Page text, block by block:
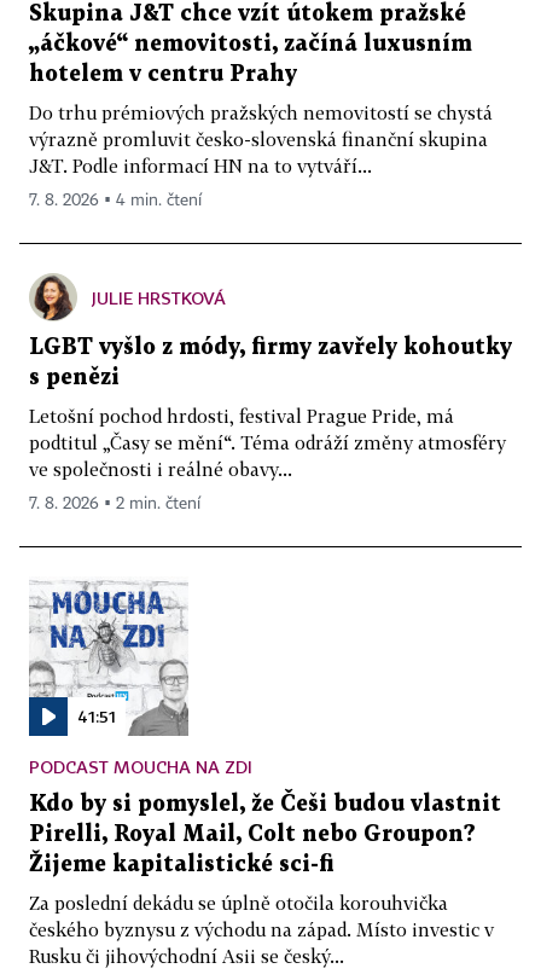
Skupina J&T chce vzít útokem pražské
„áčkové“ nemovitosti, začíná luxusním
hotelem v centru Prahy
Do trhu prémiových pražských nemovitostí se chystá
výrazně promluvit česko-slovenská finanční skupina
J&T. Podle informací HN na to vytváří...
7. 8. 2026 ▪ 4 min. čtení
JULIE HRSTKOVÁ
LGBT vyšlo z módy, firmy zavřely kohoutky
s penězi
Letošní pochod hrdosti, festival Prague Pride, má
podtitul „Časy se mění“. Téma odráží změny atmosféry
ve společnosti i reálné obavy...
7. 8. 2026 ▪ 2 min. čtení
41:51
PODCAST MOUCHA NA ZDI
Kdo by si pomyslel, že Češi budou vlastnit
Pirelli, Royal Mail, Colt nebo Groupon?
Žijeme kapitalistické sci-fi
Za poslední dekádu se úplně otočila korouhvička
českého byznysu z východu na západ. Místo investic v
Rusku či jihovýchodní Asii se český...